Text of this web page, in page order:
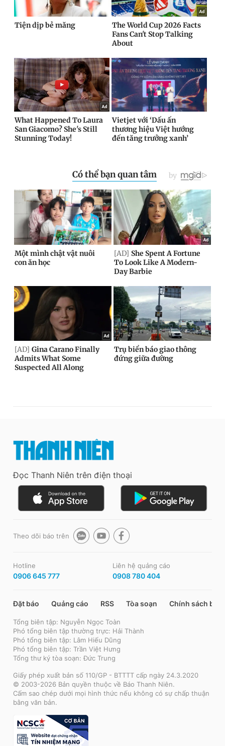
Đọc Thanh Niên trên điện thoại
Theo dõi báo trên
Hotline
0906 645 777
Liên hệ quảng cáo
0908 780 404
Đặt báo Quảng cáo RSS Tòa soạn Chính sách bảo
Tổng biên tập: Nguyễn Ngọc Toàn
Phó tổng biên tập thường trực: Hải Thành
Phó tổng biên tập: Lâm Hiếu Dũng
Phó tổng biên tập: Trần Việt Hưng
Tổng thư ký tòa soạn: Đức Trung
Giấy phép xuất bản số 110/GP - BTTTT cấp ngày 24.3.2020
© 2003-2026 Bản quyền thuộc về Báo Thanh Niên.
Cấm sao chép dưới mọi hình thức nếu không có sự chấp thuận
bằng văn bản.